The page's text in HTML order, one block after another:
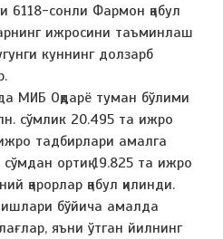
6118-сонли Фармон қабул
ижросини таъминлаш
куннинг долзарб
МИБ Оқдарё туман бўлими
сўмлик 20.495 та ижро
тадбирлари амалга
ортиқ 19.825 та ижро
қарорлар қабул қилинди.
бўйича амалда
яъни ўтган йилнинг